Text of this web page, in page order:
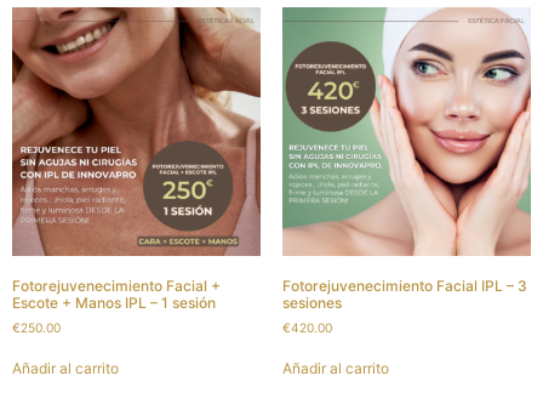
Fotorejuvenecimiento Facial +
Escote + Manos IPL – 1 sesión
€250.00
Añadir al carrito
Fotorejuvenecimiento Facial IPL – 3
sesiones
€420.00
Añadir al carrito